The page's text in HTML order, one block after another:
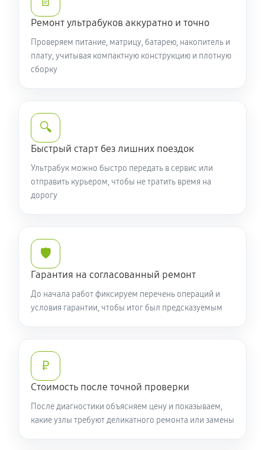
Замена контроллера питания (мультиконтроллера)
60 минут
Ремонт ультрабуков аккуратно и точно
Проверяем питание, матрицу, батарею, накопитель и
плату, учитывая компактную конструкцию и плотную
сборку
🔍
Быстрый старт без лишних поездок
Ультрабук можно быстро передать в сервис или
отправить курьером, чтобы не тратить время на
дорогу
🛡️
Гарантия на согласованный ремонт
До начала работ фиксируем перечень операций и
условия гарантии, чтобы итог был предсказуемым
₽
Стоимость после точной проверки
После диагностики объясняем цену и показываем,
какие узлы требуют деликатного ремонта или замены